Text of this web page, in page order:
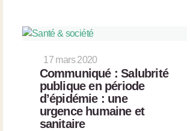
17 mars 2020
Communiqué : Salubrité
publique en période
d’épidémie : une
urgence humaine et
sanitaire